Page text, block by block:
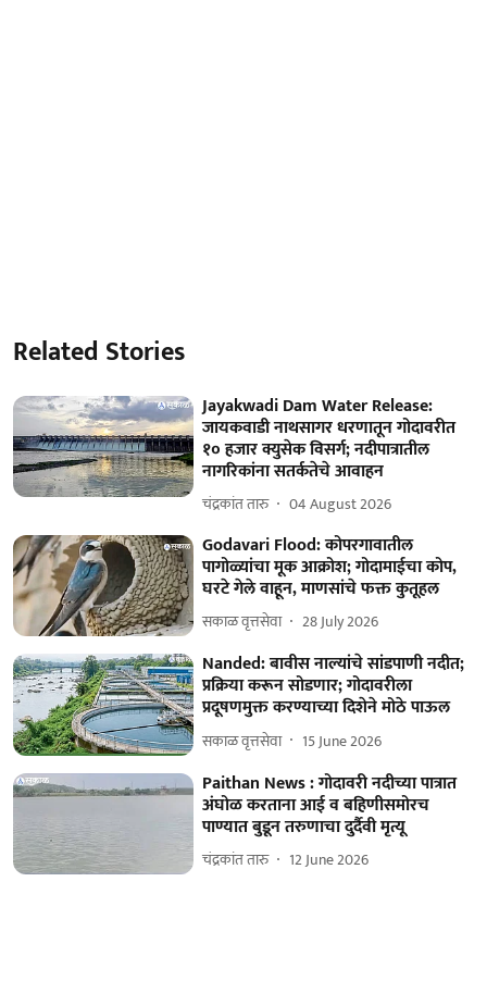
Related Stories
Jayakwadi Dam Water Release:
जायकवाडी नाथसागर धरणातून गोदावरीत
१० हजार क्युसेक विसर्ग; नदीपात्रातील
नागरिकांना सतर्कतेचे आवाहन
चंद्रकांत तारु 04 August 2026
Godavari Flood: कोपरगावातील
पागोळ्यांचा मूक आक्रोश; गोदामाईचा कोप,
घरटे गेले वाहून, माणसांचे फक्त कुतूहल
सकाळ वृत्तसेवा 28 July 2026
Nanded: बावीस नाल्यांचे सांडपाणी नदीत;
प्रक्रिया करून सोडणार; गोदावरीला
प्रदूषणमुक्त करण्याच्या दिशेने मोठे पाऊल
सकाळ वृत्तसेवा 15 June 2026
Paithan News : गोदावरी नदीच्या पात्रात
अंघोळ करताना आई व बहिणीसमोरच
पाण्यात बुडून तरुणाचा दुर्दैवी मृत्यू
चंद्रकांत तारु 12 June 2026